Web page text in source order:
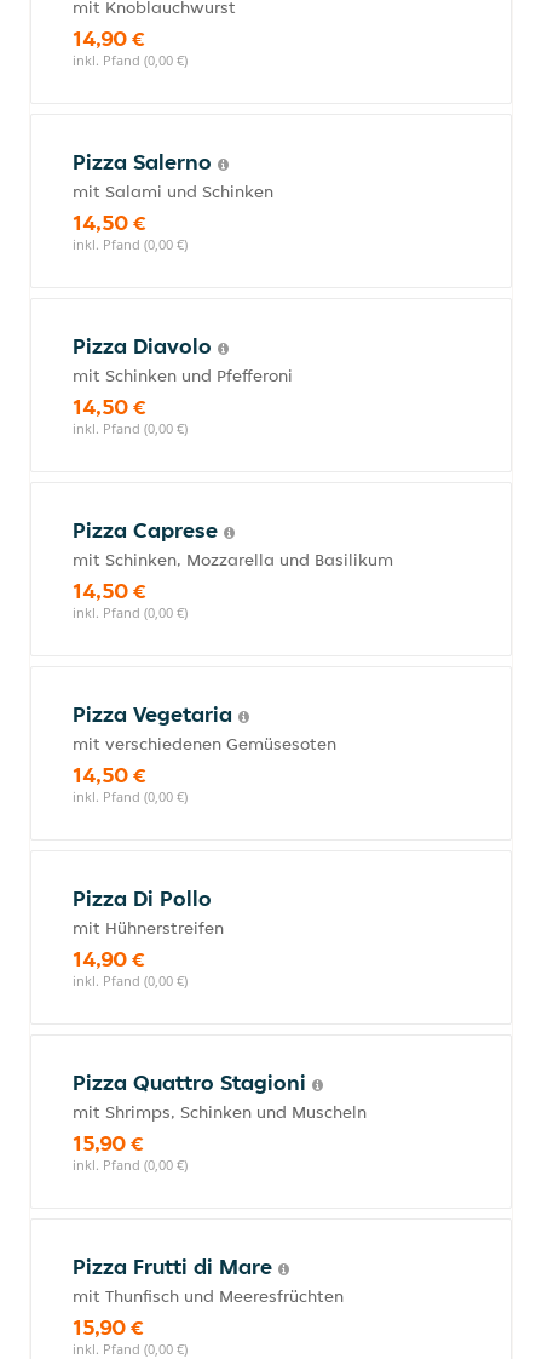
mit Knoblauchwurst
14,90 €
inkl. Pfand (0,00 €)
Pizza Salerno
mit Salami und Schinken
14,50 €
inkl. Pfand (0,00 €)
Pizza Diavolo
mit Schinken und Pfefferoni
14,50 €
inkl. Pfand (0,00 €)
Pizza Caprese
mit Schinken, Mozzarella und Basilikum
14,50 €
inkl. Pfand (0,00 €)
Pizza Vegetaria
mit verschiedenen Gemüsesoten
14,50 €
inkl. Pfand (0,00 €)
Pizza Di Pollo
mit Hühnerstreifen
14,90 €
inkl. Pfand (0,00 €)
Pizza Quattro Stagioni
mit Shrimps, Schinken und Muscheln
15,90 €
inkl. Pfand (0,00 €)
Pizza Frutti di Mare
mit Thunfisch und Meeresfrüchten
15,90 €
inkl. Pfand (0,00 €)